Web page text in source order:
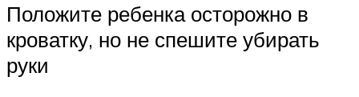
Положите ребенка осторожно в
кроватку, но не спешите убирать
руки